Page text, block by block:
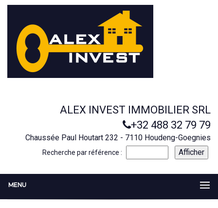
ALEX INVEST IMMOBILIER SRL
+32 488 32 79 79
Chaussée Paul Houtart 232 - 7110 Houdeng-Goegnies
Recherche par référence :
MENU